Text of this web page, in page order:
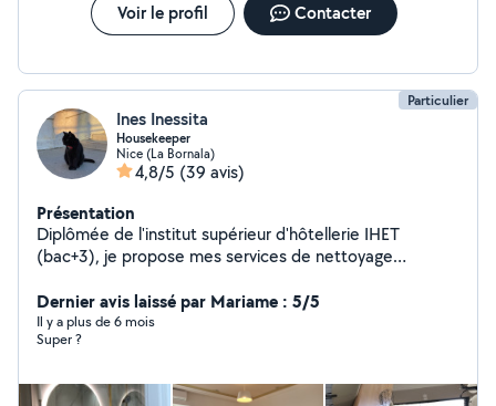
Voir le profil Contacter
Particulier
Ines Inessita
Housekeeper
Nice (La Bornala)
4,8/5 (39 avis)
Présentation
Diplômée de l'institut supérieur d'hôtellerie IHET
(bac+3), je propose mes services de nettoyage
Excellente expérience dans le service hôtelier VIP (
Palais présidentiel Tunisien, famille royale au Qatar et
plusieurs personnages célèbres). Je parle arabe anglais
septembre ) high/haute saison Thank you
Dernier avis laissé par Mariame : 5/5
Il y a plus de 6 mois
Super ?